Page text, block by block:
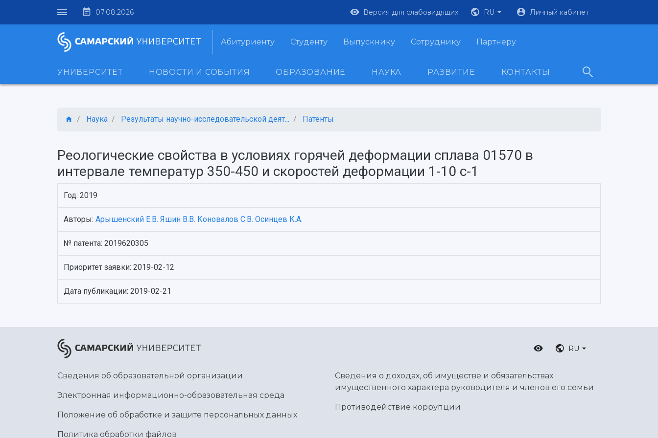
07.08.2026 Версия для слабовидящих RU Личный кабинет
Абитуриенту Студенту Выпускнику Сотруднику Партнеру
УНИВЕРСИТЕТ НОВОСТИ И СОБЫТИЯ ОБРАЗОВАНИЕ НАУКА РАЗВИТИЕ КОНТАКТЫ
Наука Результаты научно-исследовательской деят... Патенты
Реологические свойства в условиях горячей деформации сплава 01570 в
интервале температур 350-450 и скоростей деформации 1-10 с-1
Год: 2019
Авторы: Арышенский Е.В. Яшин В.В. Коновалов С.В. Осинцев К.А.
№ патента: 2019620305
Приоритет заявки: 2019-02-12
Дата публикации: 2019-02-21
RU
Сведения об образовательной организации
Электронная информационно-образовательная среда
Положение об обработке и защите персональных данных
Политика обработки файлов
Сведения о доходах, об имуществе и обязательствах
имущественного характера руководителя и членов его семьи
Противодействие коррупции